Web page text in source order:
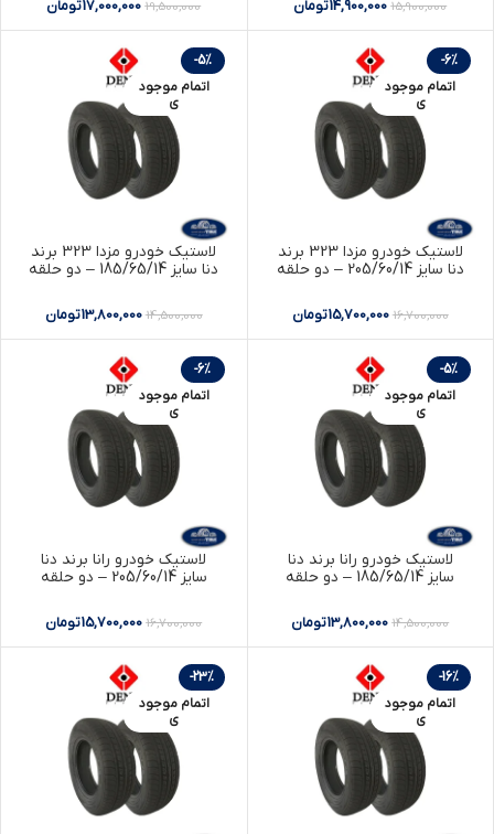
15,900,000
14,900,000تومان 19,500,000
17,000,000تومان
-6%
اتمام موجود
ی
لاستیک خودرو مزدا 323 برند
دنا سایز 205/60/14 – دو حلقه
16,700,000
15,700,000تومان
-5%
اتمام موجود
ی
لاستیک خودرو مزدا 323 برند
دنا سایز 185/65/14 – دو حلقه
14,500,000
13,800,000تومان
-5%
اتمام موجود
ی
لاستیک خودرو رانا برند دنا
سایز 185/65/14 – دو حلقه
14,500,000
13,800,000تومان
-6%
اتمام موجود
ی
لاستیک خودرو رانا برند دنا
سایز 205/60/14 – دو حلقه
16,700,000
15,700,000تومان
-16%
اتمام موجود
ی
-23%
اتمام موجود
ی